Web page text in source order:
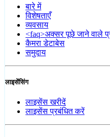
बारे में
विशेषताएँ
व्यवसाय
<faq>अक्सर पूछे जाने वाले
कैमरा डेटाबेस
समुदाय
लाइसेंसिंग
लाइसेंस खरीदें
लाइसेंस प्रबंधित करें